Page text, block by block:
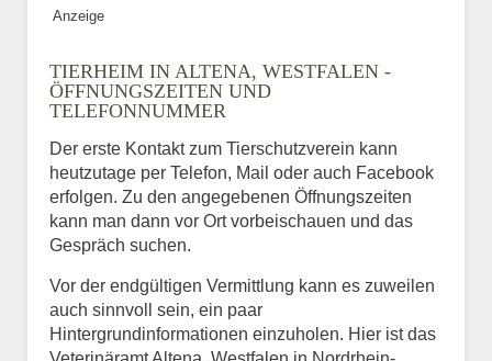
Anzeige
TIERHEIM IN ALTENA, WESTFALEN -
ÖFFNUNGSZEITEN UND
TELEFONNUMMER
Der erste Kontakt zum Tierschutzverein kann
heutzutage per Telefon, Mail oder auch Facebook
erfolgen. Zu den angegebenen Öffnungszeiten
kann man dann vor Ort vorbeischauen und das
Gespräch suchen.
Vor der endgültigen Vermittlung kann es zuweilen
auch sinnvoll sein, ein paar
Hintergrundinformationen einzuholen. Hier ist das